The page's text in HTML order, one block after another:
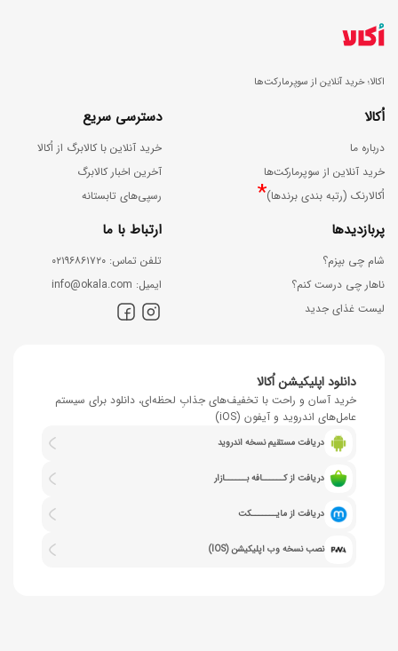
اکالا؛ خرید آنلاین از سوپرمارکت‌ها
اُکالا
درباره ما
خرید آنلاین از سوپرمارکت‌ها
اُکالارنک (رتبه بندی برندها)*
دسترسی سریع
خرید آنلاین با کالابرگ از اُکالا
آخرین اخبار کالابرگ
رسپی‌های تابستانه
پربازدیدها
شام چی بپزم؟
ناهار چی درست کنم؟
لیست غذای جدید
ارتباط با ما
ﺗﻠﻔﻦ ﺗﻤﺎس: ۰۲۱۹۶۸۶۱۷۲۰
اﯾﻤﯿﻞ: info@okala.com
دانلود اپلیکیشن اُکالا
خرید آسان و راحت با تخفیف‌های جذابِ لحظه‌ای، دانلود برای سیستم
عامل‌های اندروید و آیفون (iOS)
دریافت مستقیم نسخه اندروید
دریافت از کــــــافه بــــــازار
دریافت از مایـــــــکت
نصب نسخه وب اپلیکیشن (IOS)